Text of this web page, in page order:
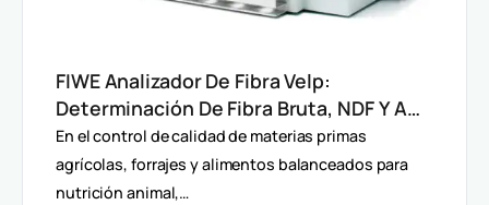
FIWE Analizador De Fibra Velp:
Determinación De Fibra Bruta, NDF Y ADF
En Alimentos Y Piensos
En el control de calidad de materias primas
agrícolas, forrajes y alimentos balanceados para
nutrición animal,…